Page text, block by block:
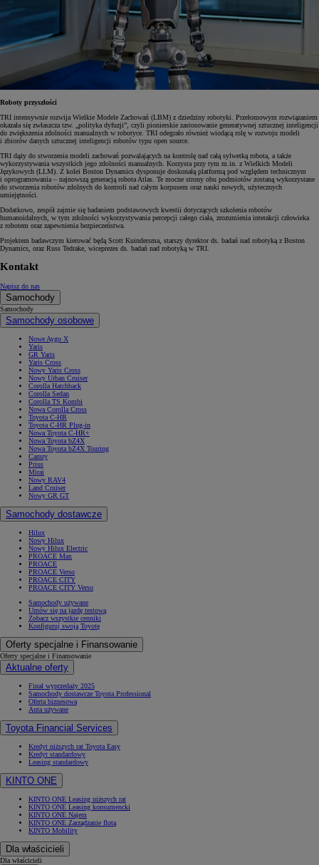
Roboty przyszłości
TRI intensywnie rozwija Wielkie Modele Zachowań (LBM) z dziedziny robotyki. Przełomowym rozwiązaniem
okazała się zwłaszcza tzw. „polityka dyfuzji”, czyli pionierskie zastosowanie generatywnej sztucznej inteligencji
do zwiększenia zdolności manualnych w robotyce. TRI odegrało również wiodącą rolę w rozwoju modeli
i zbiorów danych sztucznej inteligencji robotów typu open source.
TRI dąży do stworzenia modeli zachowań pozwalających na kontrolę nad całą sylwetką robota, a także
wykorzystywania wszystkich jego zdolności manualnych. Korzysta przy tym m.in. z Wielkich Modeli
Językowych (LLM). Z kolei Boston Dynamics dysponuje doskonałą platformą pod względem technicznym
i oprogramowania – najnowszą generacją robota Atlas. Te mocne strony obu podmiotów zostaną wykorzystane
do stworzenia robotów zdolnych do kontroli nad całym korpusem oraz nauki nowych, użytecznych
umiejętności.
Dodatkowo, zespół zajmie się badaniem podstawowych kwestii dotyczących szkolenia robotów
humanoidalnych, w tym zdolności wykorzystywania percepcji całego ciała, zrozumienia interakcji człowieka
z robotem oraz zapewnienia bezpieczeństwa.
Projektem badawczym kierować będą Scott Kuindersma, starszy dyrektor ds. badań nad robotyką z Boston
Dynamics, oraz Russ Tedrake, wiceprezes ds. badań nad robotyką w TRI.
Kontakt
Napisz do nas
Samochody
Samochody
Samochody osobowe
Nowe Aygo X
Yaris
GR Yaris
Yaris Cross
Nowy Yaris Cross
Nowy Urban Cruiser
Corolla Hatchback
Corolla Sedan
Corolla TS Kombi
Nowa Corolla Cross
Toyota C-HR
Toyota C-HR Plug-in
Nowa Toyota C-HR+
Nowa Toyota bZ4X
Nowa Toyota bZ4X Touring
Camry
Prius
Mirai
Nowy RAV4
Land Cruiser
Nowy GR GT
Samochody dostawcze
Hilux
Nowy Hilux
Nowy Hilux Electric
PROACE Max
PROACE
PROACE Verso
PROACE CITY
PROACE CITY Verso
Samochody używane
Umów się na jazdę testową
Zobacz wszystkie cenniki
Konfiguruj swoją Toyotę
Oferty specjalne i Finansowanie
Oferty specjalne i Finansowanie
Aktualne oferty
Finał wyprzedaży 2025
Samochody dostawcze Toyota Professional
Oferta biznesowa
Auta używane
Toyota Financial Services
Kredyt niższych rat Toyota Easy
Kredyt standardowy
Leasing standardowy
KINTO ONE
KINTO ONE Leasing niższych rat
KINTO ONE Leasing konsumencki
KINTO ONE Najem
KINTO ONE Zarządzanie flotą
KINTO Mobility
Dla właścicieli
Dla właścicieli